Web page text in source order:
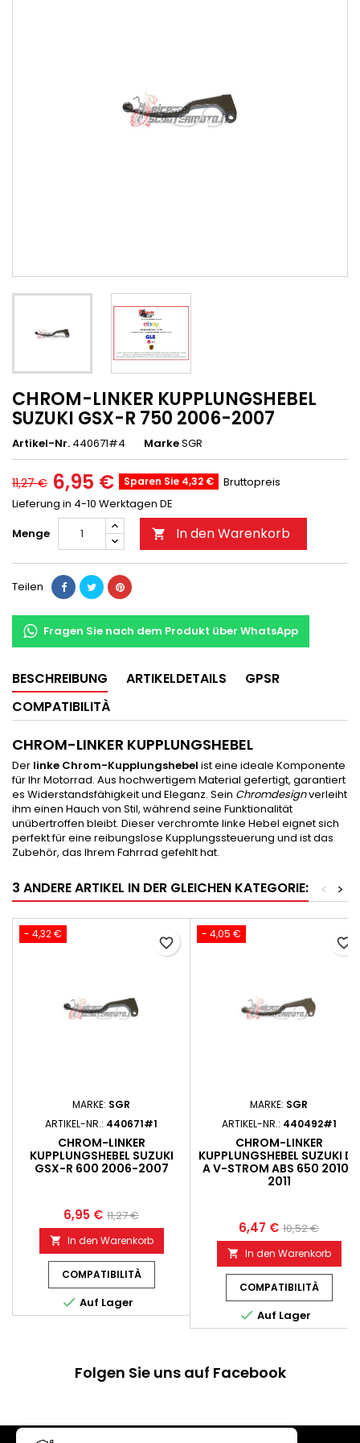
CHROM-LINKER KUPPLUNGSHEBEL
SUZUKI GSX-R 750 2006-2007
Artikel-Nr. 440671#4 MarkeSGR
11,27 € 6,95 € Sparen Sie 4,32 €
Bruttopreis
Lieferung in 4-10 Werktagen DE
Menge
 In den Warenkorb
Teilen
Fragen Sie nach dem Produkt über WhatsApp
BESCHREIBUNG ARTIKELDETAILS
GPSR
COMPATIBILITÀ
CHROM-LINKER KUPPLUNGSHEBEL
Der linke Chrom-Kupplungshebel ist eine ideale Komponente
für Ihr Motorrad. Aus hochwertigem Material gefertigt, garantiert
es Widerstandsfähigkeit und Eleganz. Sein Chromdesignverleiht
ihm einen Hauch von Stil, während seine Funktionalität
unübertroffen bleibt. Dieser verchromte linke Hebel eignet sich
perfekt für eine reibungslose Kupplungssteuerung und ist das
Zubehör, das Ihrem Fahrrad gefehlt hat.
3 ANDERE ARTIKEL IN DER GLEICHEN KATEGORIE: >
<
- 4,32 €
MARKE: SGR
ARTIKEL-NR.: 440671#1
CHROM-LINKER
KUPPLUNGSHEBEL SUZUKI
GSX-R 600 2006-2007
6,95 € 11,27 €
 In den Warenkorb
COMPATIBILITÀ
 Auf Lager
favorite_border
- 4,05 €
MARKE: SGR
ARTIKEL-NR.: 440492#1
CHROM-LINKER
KUPPLUNGSHEBEL SUZUKI DL
A V-STROM ABS 650 2010-
2011
6,47 € 10,52 €
 In den Warenkorb
COMPATIBILITÀ
 Auf Lager
favorite_border
Folgen Sie uns auf Facebook